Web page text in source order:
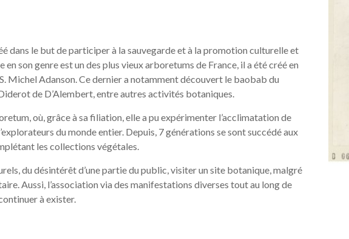
dans le but de participer à la sauvegarde et à la promotion culturelle et
son genre est un des plus vieux arboretums de France, il a été créé en
Michel Adanson. Ce dernier a notamment découvert le baobab du
de D’Alembert, entre autres activités botaniques.
où, grâce à sa filiation, elle a pu expérimenter l’acclimatation de
du monde entier. Depuis, 7 générations se sont succédé aux
les collections végétales.
du désintérêt d’une partie du public, visiter un site botanique, malgré
Aussi, l’association via des manifestations diverses tout au long de
à exister.